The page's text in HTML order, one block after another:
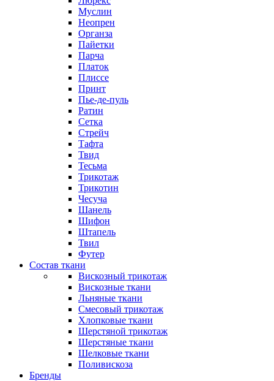
Муслин
Неопрен
Органза
Пайетки
Парча
Платок
Плиссе
Принт
Пье-де-пуль
Ратин
Сетка
Стрейч
Тафта
Твид
Тесьма
Трикотаж
Трикотин
Чесуча
Шанель
Шифон
Штапель
Твил
Футер
Состав ткани
Вискозный трикотаж
Вискозные ткани
Льняные ткани
Смесовый трикотаж
Хлопковые ткани
Шерстяной трикотаж
Шерстяные ткани
Шелковые ткани
Поливискоза
Бренды